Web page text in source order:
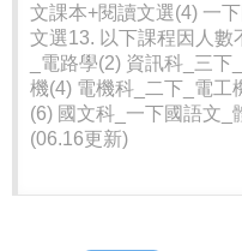
文課本+閱讀文選(4) 一
文選13. 以下課程因人數
_電路學(2) 資訊科_三
機(4) 電機科_二下_電工
(6) 國文科_一下國語文_
(06.16更新)